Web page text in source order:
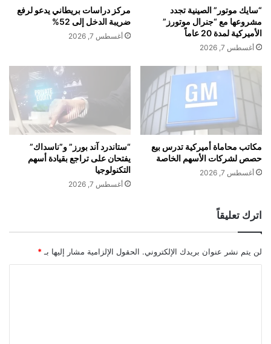
اب
ح
د
“سايك موتور” الصينية تجدد
مشروعها مع “جنرال موتورز”
الأميركية لمدة 20 عاماً
أغسطس 7, 2026
مركز دراسات بريطاني يدعو لرفع
ضريبة الدخل إلى 52%
أغسطس 7, 2026
مكاتب محاماة أميركية تدرس بيع
حصص لشركات الأسهم الخاصة
أغسطس 7, 2026
“ستاندرد آند بورز” و”ناسداك”
يفتحان على تراجع بقيادة أسهم
التكنولوجيا
أغسطس 7, 2026
اترك تعليقاً
لن يتم نشر عنوان بريدك الإلكتروني. الحقول الإلزامية مشار إليها بـ *